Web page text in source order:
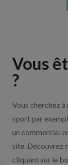
Vous
?
Vous cherchez
sport par
un commercial
site. Découvrez
cliquant sur le